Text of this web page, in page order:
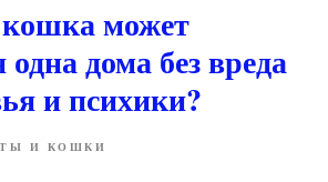
может
одна дома без вреда
и психики?
И КОШКИ